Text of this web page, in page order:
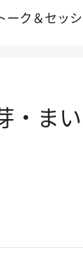
トーク＆セッ
・ま